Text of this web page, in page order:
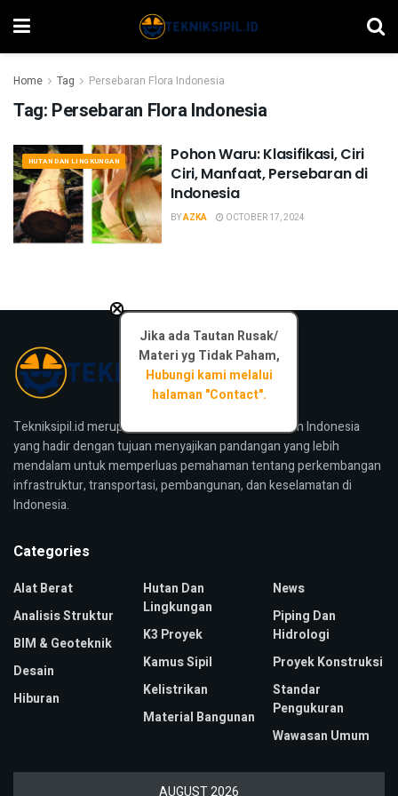
Home Tag Persebaran Flora Indonesia
Tag: Persebaran Flora Indonesia
HUTAN DAN LINGKUNGAN
Pohon Waru: Klasifikasi, Ciri
Ciri, Manfaat, Persebaran di
Indonesia
BYAZKA OCTOBER 17, 2024
Tekniksipil.id merupakan media konstruksi bangunan Indonesia
yang hadir dengan tujuan menyajikan pandangan yang lebih
mendalam untuk memperluas pemahaman tentang perkembangan
infrastruktur, transportasi, pembangunan, dan keselamatan di
Indonesia.
Jika ada Tautan Rusak/
Materi yg Tidak Paham,
Hubungi kami melalui
halaman "Contact".
×
Categories
Alat Berat
Analisis Struktur
BIM & Geoteknik
Desain
Hiburan
Hutan Dan
Lingkungan
K3 Proyek
Kamus Sipil
Kelistrikan
Material Bangunan
News
Piping Dan
Hidrologi
Proyek Konstruksi
Standar
Pengukuran
Wawasan Umum
AUGUST 2026